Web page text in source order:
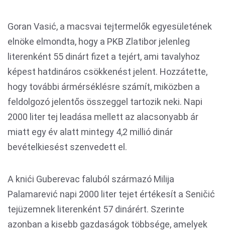
Goran Vasić, a macsvai tejtermelők egyesületének
elnöke elmondta, hogy a PKB Zlatibor jelenleg
literenként 55 dinárt fizet a tejért, ami tavalyhoz
képest hatdináros csökkenést jelent. Hozzátette,
hogy további ármérséklésre számít, miközben a
feldolgozó jelentős összeggel tartozik neki. Napi
2000 liter tej leadása mellett az alacsonyabb ár
miatt egy év alatt mintegy 4,2 millió dinár
bevételkiesést szenvedett el.
A knići Guberevac faluból származó Milija
Palamarević napi 2000 liter tejet értékesít a Seničić
tejüzemnek literenként 57 dinárért. Szerinte
azonban a kisebb gazdaságok többsége, amelyek